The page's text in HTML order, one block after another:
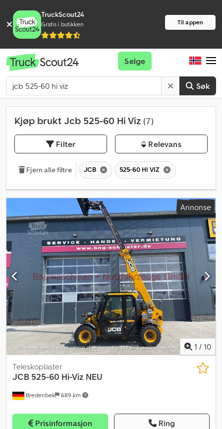
TruckScout24
Gratis i butikken Til appen
Søk
Selge
Kjøp brukt Jcb 525-60 Hi Viz (7)
Filter Relevans
Fjern alle filtre JCB 525-60 HI VIZ
Annonse
1 / 10
Bredenbek 689 km
Teleskoplaster
JCB 525-60 Hi-Viz NEU
Prisinformasjon Ring